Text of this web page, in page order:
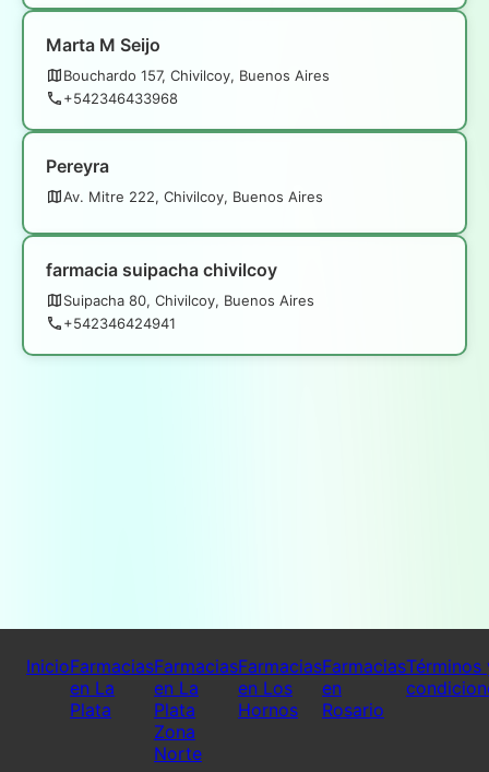
Marta M Seijo
Bouchardo 157, Chivilcoy, Buenos Aires
+542346433968
Pereyra
Av. Mitre 222, Chivilcoy, Buenos Aires
farmacia suipacha chivilcoy
Suipacha 80, Chivilcoy, Buenos Aires
+542346424941
InicioFarmacias
en La
Plata
Farmacias
en La
Plata
Zona
Norte
Farmacias
en Los
Hornos
Farmacias
en
Rosario
Términos